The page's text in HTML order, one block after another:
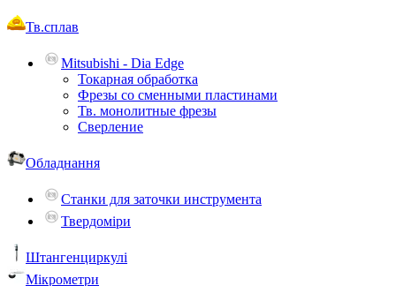
Тв.сплав
Mitsubishi - Dia Edge
Токарная обработка
Фрезы со сменными пластинами
Тв. монолитные фрезы
Сверление
Обладнання
Станки для заточки инструмента
Твердоміри
Штангенциркулі
Мікрометри